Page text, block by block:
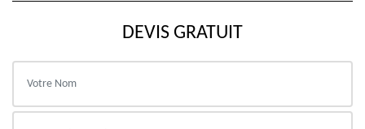
DEVIS GRATUIT